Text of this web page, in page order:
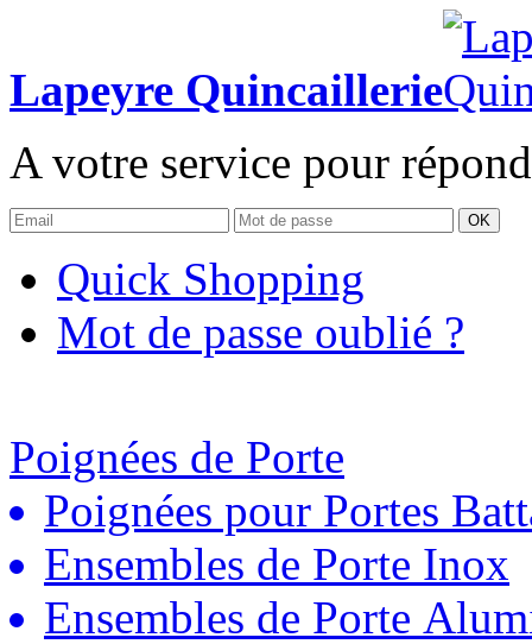
Lapeyre Quincaillerie
A votre service pour
OK
Quick Shopping
Mot de passe oublié ?
Poignées de Porte
Poignées pour Portes
Ensembles de Porte Inox
Ensembles de Porte